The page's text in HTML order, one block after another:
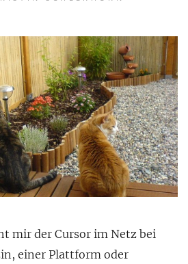
mir der Cursor im Netz bei
einer Plattform oder